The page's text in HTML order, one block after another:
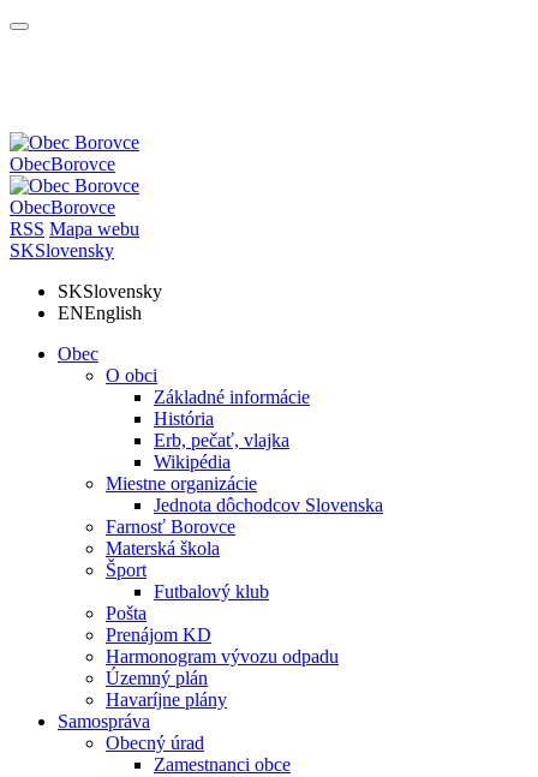
ObecBorovce
ObecBorovce
RSS Mapa webu
SKSlovensky
SKSlovensky
ENEnglish
Obec
O obci
Základné informácie
História
Erb, pečať, vlajka
Wikipédia
Miestne organizácie
Jednota dôchodcov Slovenska
Farnosť Borovce
Materská škola
Šport
Futbalový klub
Pošta
Prenájom KD
Harmonogram vývozu odpadu
Územný plán
Havaríjne plány
Samospráva
Obecný úrad
Zamestnanci obce